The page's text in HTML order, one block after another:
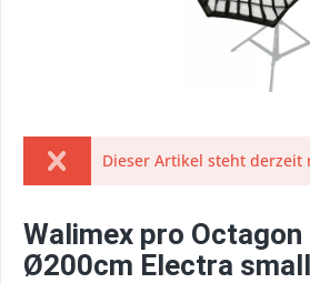
Dieser Artikel steht derzeit
Walimex pro Octagon
Ø200cm Electra small